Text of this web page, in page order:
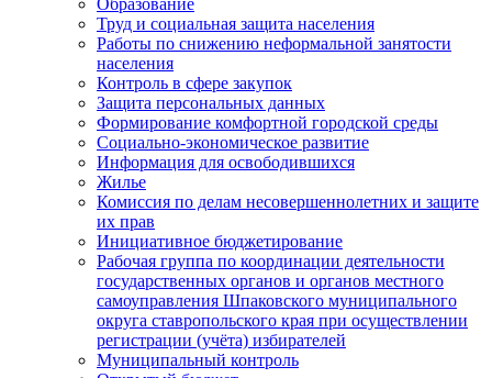
Образование
Труд и социальная защита населения
Работы по снижению неформальной занятости
населения
Контроль в сфере закупок
Защита персональных данных
Формирование комфортной городской среды
Социально-экономическое развитие
Информация для освободившихся
Жилье
Комиссия по делам несовершеннолетних и защите
их прав
Инициативное бюджетирование
Рабочая группа по координации деятельности
государственных органов и органов местного
самоуправления Шпаковского муниципального
округа ставропольского края при осуществлении
регистрации (учёта) избирателей
Муниципальный контроль